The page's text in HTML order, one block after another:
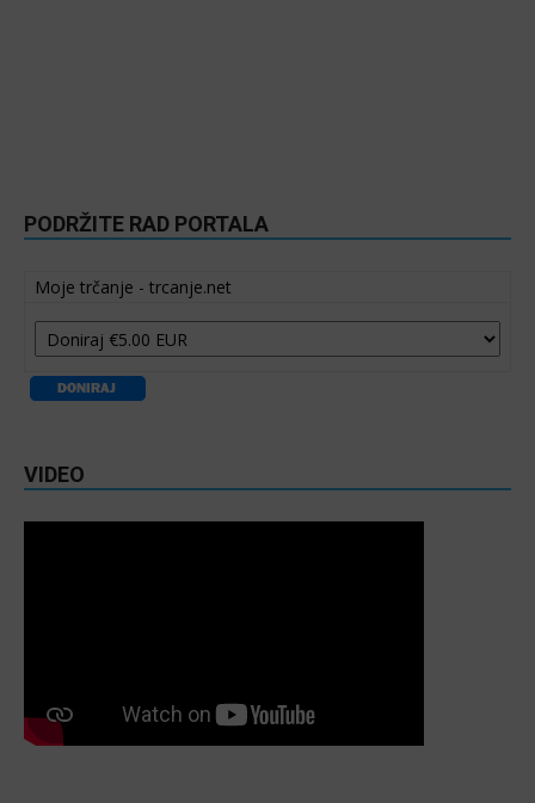
PODRŽITE RAD PORTALA
Moje trčanje - trcanje.net
VIDEO